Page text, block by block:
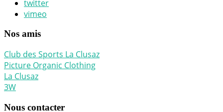
twitter
vimeo
Nos amis
Club des Sports La Clusaz
Picture Organic Clothing
La Clusaz
3W
Nous contacter